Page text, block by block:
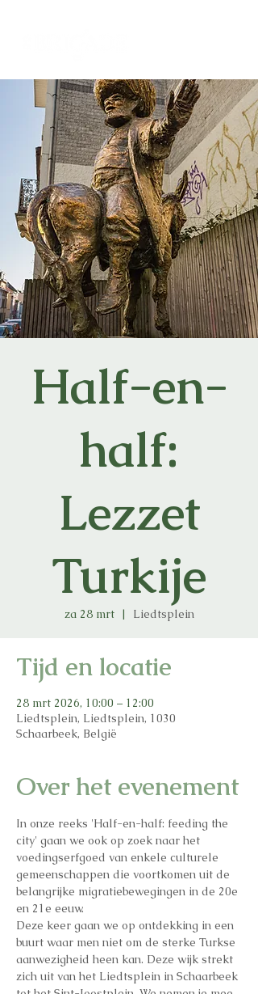
Half-en-
half:
Lezzet
Turkije
za 28 mrt
  |
Liedtsplein
Tijd en locatie
28 mrt 2026, 10:00 – 12:00
Liedtsplein, Liedtsplein, 1030
Schaarbeek, België
Over het evenement
In onze reeks 'Half-en-half: feeding the
city' gaan we ook op zoek naar het
voedingserfgoed van enkele culturele
gemeenschappen die voortkomen uit de
belangrijke migratiebewegingen in de 20e
en 21e eeuw.
Deze keer gaan we op ontdekking in een
buurt waar men niet om de sterke Turkse
aanwezigheid heen kan. Deze wijk strekt
zich uit van het Liedtsplein in Schaarbeek